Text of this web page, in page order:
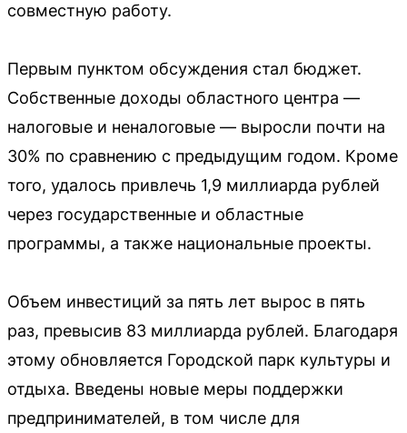
совместную работу.
Первым пунктом обсуждения стал бюджет.
Собственные доходы областного центра —
налоговые и неналоговые — выросли почти на
30% по сравнению с предыдущим годом. Кроме
того, удалось привлечь 1,9 миллиарда рублей
через государственные и областные
программы, а также национальные проекты.
Объем инвестиций за пять лет вырос в пять
раз, превысив 83 миллиарда рублей. Благодаря
этому обновляется Городской парк культуры и
отдыха. Введены новые меры поддержки
предпринимателей, в том числе для